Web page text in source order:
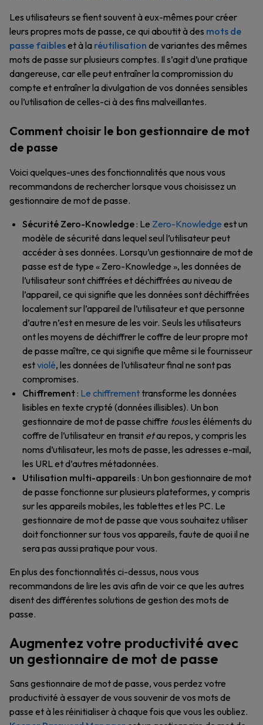
Les utilisateurs se fient souvent à eux-mêmes pour créer
leurs propres mots de passe, ce qui aboutit à des mots de
passe faibleset à la réutilisation de variantes des mêmes
mots de passe sur plusieurs comptes. Il s’agit d’une pratique
dangereuse, car elle peut entraîner la compromission du
compte et entraîner la divulgation de vos données sensibles
ou l’utilisation de celles-ci à des fins malveillantes.
Comment choisir le bon gestionnaire de mot
de passe
Voici quelques-unes des fonctionnalités que nous vous
recommandons de rechercher lorsque vous choisissez un
gestionnaire de mot de passe.
Sécurité Zero-Knowledge: Le Zero-Knowledge est un
modèle de sécurité dans lequel seul l’utilisateur peut
accéder à ses données. Lorsqu’un gestionnaire de mot de
passe est de type « Zero-Knowledge », les données de
l’utilisateur sont chiffrées et déchiffrées au niveau de
l’appareil, ce qui signifie que les données sont déchiffrées
localement sur l’appareil de l’utilisateur et que personne
d’autre n’est en mesure de les voir. Seuls les utilisateurs
ont les moyens de déchiffrer le coffre de leur propre mot
de passe maître, ce qui signifie que même si le fournisseur
estviolé, les données de l’utilisateur final ne sont pas
compromises.
Chiffrement: Le chiffrementtransforme les données
lisibles en texte crypté (données illisibles). Un bon
gestionnaire de mot de passe chiffre tousles éléments du
coffre de l’utilisateur en transit etau repos, y compris les
noms d’utilisateur, les mots de passe, les adresses e-mail,
les URL et d’autres métadonnées.
Utilisation multi-appareils: Un bon gestionnaire de mot
de passe fonctionne sur plusieurs plateformes, y compris
sur les appareils mobiles, les tablettes et les PC. Le
gestionnaire de mot de passe que vous souhaitez utiliser
doit fonctionner sur tous vos appareils, faute de quoi il ne
sera pas aussi pratique pour vous.
En plus des fonctionnalités ci-dessus, nous vous
recommandons de lire les avis afin de voir ce que les autres
disent des différentes solutions de gestion des mots de
passe.
Augmentez votre productivité avec
un gestionnaire de mot de passe
Sans gestionnaire de mot de passe, vous perdez votre
productivité à essayer de vous souvenir de vos mots de
passe et à les réinitialiser à chaque fois que vous les oubliez.